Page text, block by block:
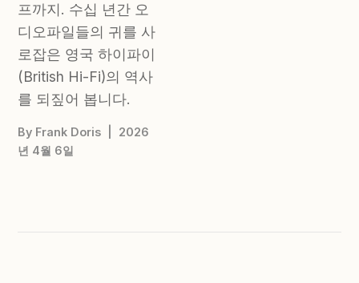
프까지. 수십 년간 오
디오파일들의 귀를 사
로잡은 영국 하이파이
(British Hi-Fi)의 역사
를 되짚어 봅니다.
By Frank Doris | 2026
년 4월 6일